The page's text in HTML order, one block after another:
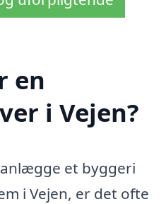
en
i Vejen?
et byggeri
i Vejen, er det ofte